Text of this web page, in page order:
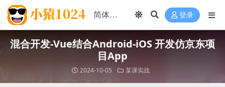
登录
混合开发-Vue结合Android-iOS 开发仿京东项
目App
2024-10-05 某课实战